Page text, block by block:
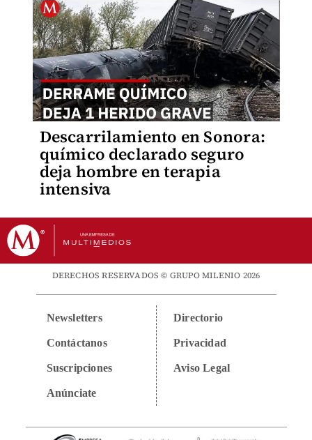
Descarrilamiento en Sonora:
químico declarado seguro
deja hombre en terapia
intensiva
DERECHOS RESERVADOS © GRUPO MILENIO 2026
Newsletters
Contáctanos
Suscripciones
Anúnciate
Directorio
Privacidad
Aviso Legal